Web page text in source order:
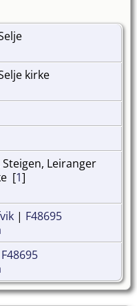
kirke
Steigen, Leiranger
[1]
| F48695
F48695